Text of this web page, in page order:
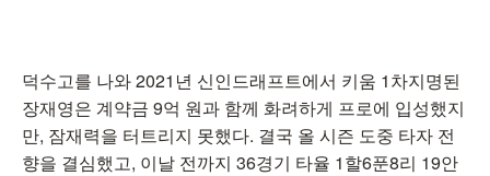
덕수고를 나와 2021년 신인드래프트에서 키움 1차지명된
장재영은 계약금 9억 원과 함께 화려하게 프로에 입성했지
만, 잠재력을 터트리지 못했다. 결국 올 시즌 도중 타자 전
향을 결심했고, 이날 전까지 36경기 타율 1할6푼8리 19안